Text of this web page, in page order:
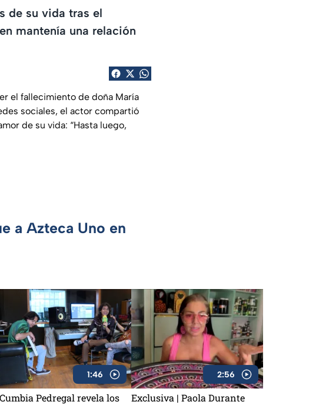
de su vida tras el
mantenía una relación
el fallecimiento de doña María
sociales, el actor compartió
de su vida: “Hasta luego,
a Azteca Uno en
1:46
Cumbia Pedregal revela los
2:56
Exclusiva | Paola Durante